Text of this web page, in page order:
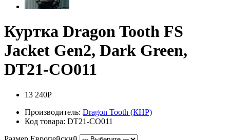
Куртка Dragon Tooth FS
Jacket Gen2, Dark Green,
DT21-CO011
13 240Р
Производитель: Dragon Tooth (КНР)
Код товара: DT21-CO011